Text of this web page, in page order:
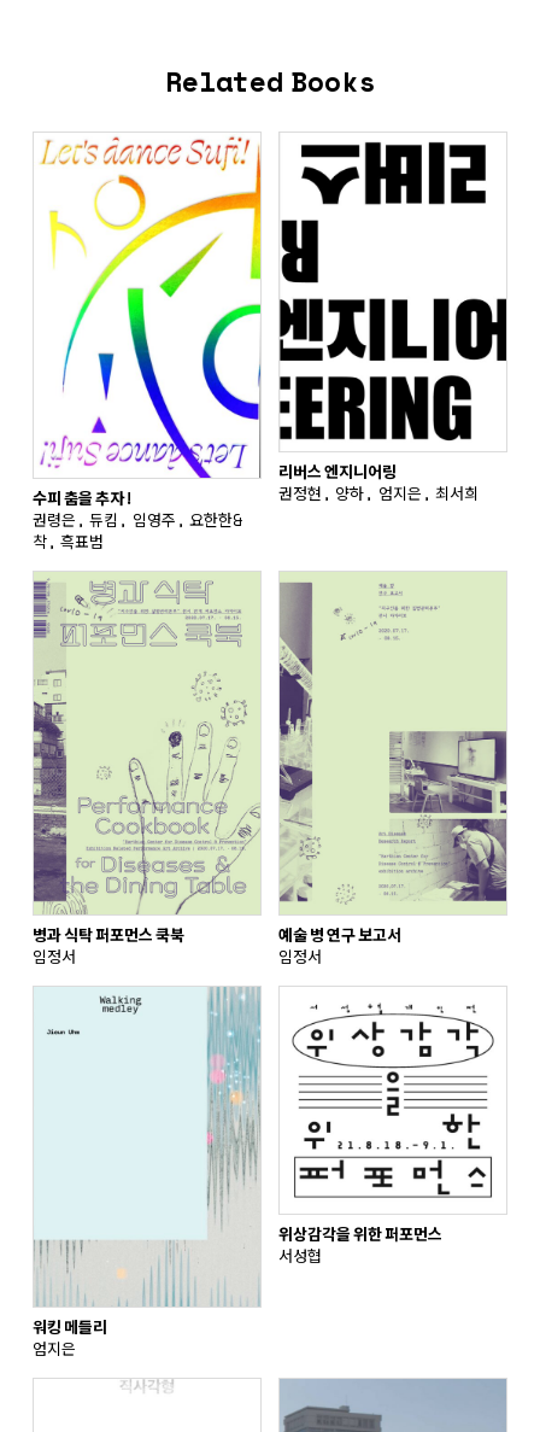
Related Books
수피 춤을 추자!
권령은, 듀킴, 임영주, 요한한&
착, 흑표범
리버스 엔지니어링
권정현, 양하, 엄지은, 최서희
병과 식탁 퍼포먼스 쿡북
임정서
예술 병 연구 보고서
임정서
워킹 메들리
엄지은
위상감각을 위한 퍼포먼스
서성협